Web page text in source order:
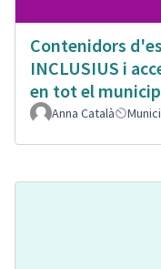
Contenidors
INCLUSIUS i
en tot el
Anna Català